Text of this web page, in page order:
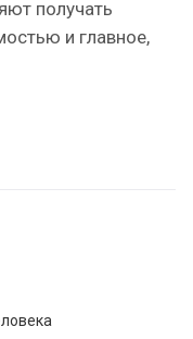
получать
и главное,